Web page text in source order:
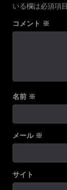
いる欄は必須項
コメント ※
名前 ※
メール ※
サイト